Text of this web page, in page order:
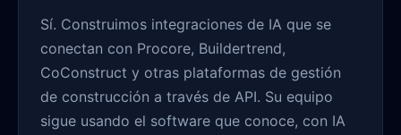
Sí. Construimos integraciones de IA que se
conectan con Procore, Buildertrend,
CoConstruct y otras plataformas de gestión
de construcción a través de API. Su equipo
sigue usando el software que conoce, con IA